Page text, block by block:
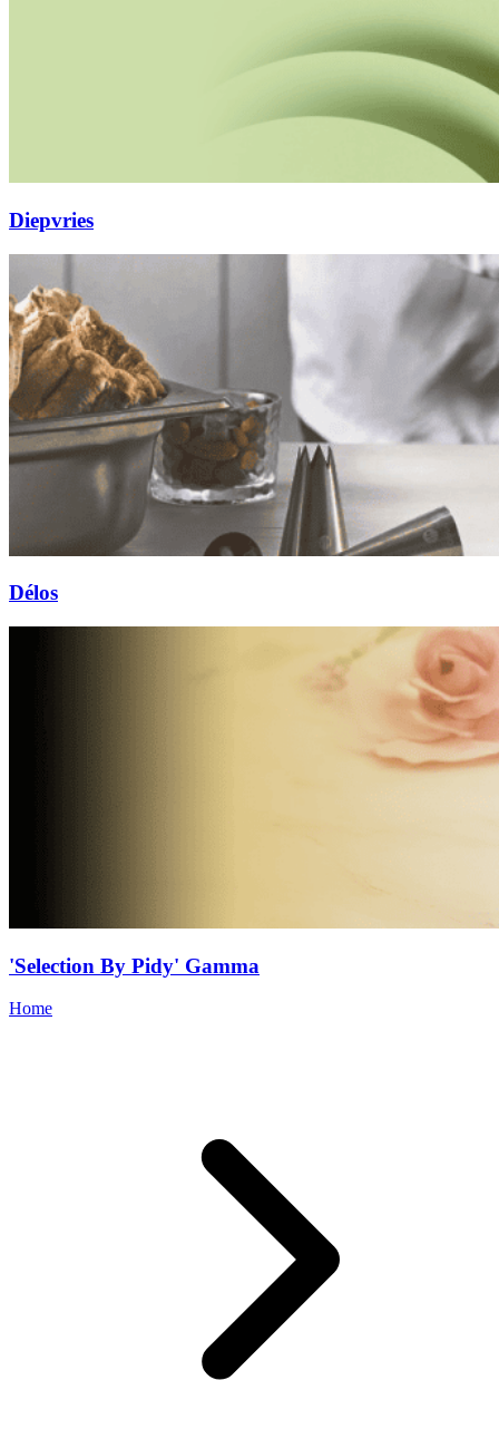
Diepvries
Délos
'Selection By Pidy' Gamma
Home